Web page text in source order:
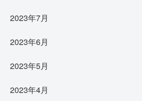
2023年7月
2023年6月
2023年5月
2023年4月